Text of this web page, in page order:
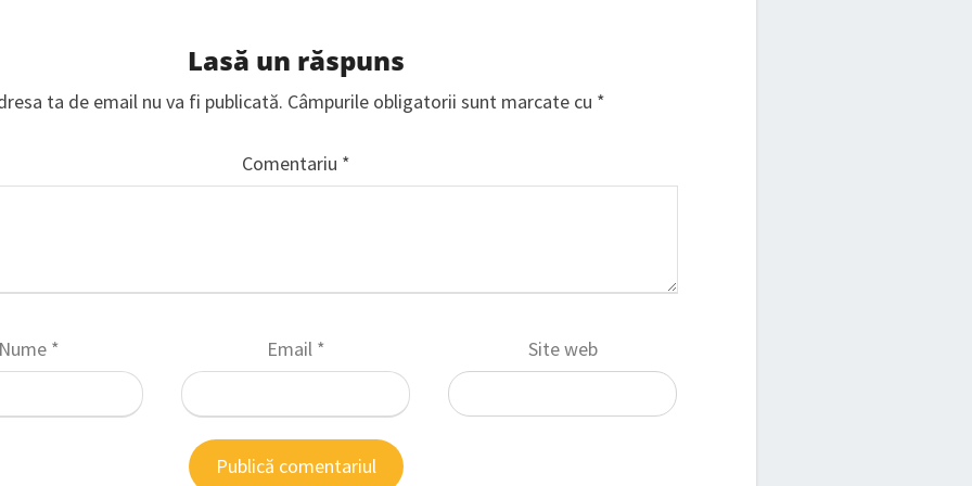
Lasă un răspuns
ta de email nu va fi publicată. Câmpurile obligatorii sunt marcate cu *
Comentariu *
* Email * Site web